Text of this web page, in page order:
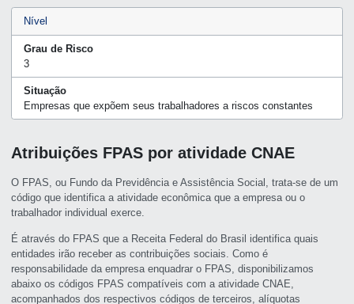
Nível
Grau de Risco
3
Situação
Empresas que expõem seus trabalhadores a riscos constantes
Atribuições FPAS por atividade CNAE
O FPAS, ou Fundo da Previdência e Assistência Social, trata-se de um
código que identifica a atividade econômica que a empresa ou o
trabalhador individual exerce.
É através do FPAS que a Receita Federal do Brasil identifica quais
entidades irão receber as contribuições sociais. Como é
responsabilidade da empresa enquadrar o FPAS, disponibilizamos
abaixo os códigos FPAS compatíveis com a atividade CNAE,
acompanhados dos respectivos códigos de terceiros, alíquotas